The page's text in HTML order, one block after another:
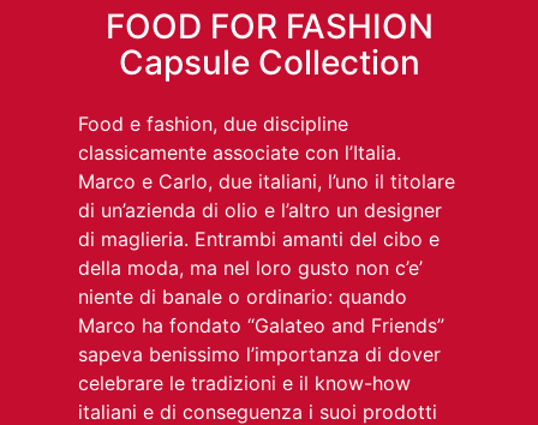
FOOD FOR FASHION
Capsule Collection
Food e fashion, due discipline
classicamente associate con l’Italia.
Marco e Carlo, due italiani, l’uno il titolare
di un’azienda di olio e l’altro un designer
di maglieria. Entrambi amanti del cibo e
della moda, ma nel loro gusto non c’e’
niente di banale o ordinario: quando
Marco ha fondato “Galateo and Friends”
sapeva benissimo l’importanza di dover
celebrare le tradizioni e il know-how
italiani e di conseguenza i suoi prodotti